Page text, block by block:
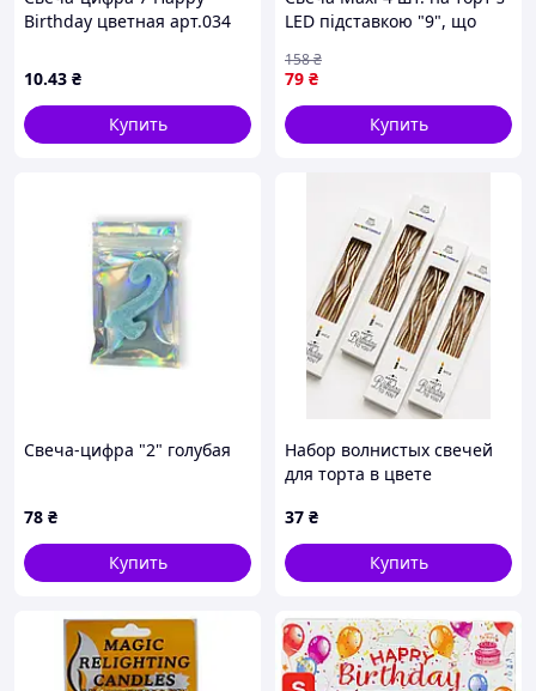
Birthday цветная арт.034
10.43 ₴
Купить
LED підставкою "9", що
оригинал
79 ₴
158₴
Купить
Свеча-цифра "2" голубая
78 ₴
Купить
Набор волнистых свечей
для торта в цвете
37 ₴
Купить